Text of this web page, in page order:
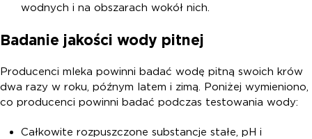
wodnych i na obszarach wokół nich.
Badanie jakości wody pitnej
Producenci mleka powinni badać wodę pitną swoich krów
dwa razy w roku, późnym latem i zimą. Poniżej wymieniono,
co producenci powinni badać podczas testowania wody:
Całkowite rozpuszczone substancje stałe, pH i